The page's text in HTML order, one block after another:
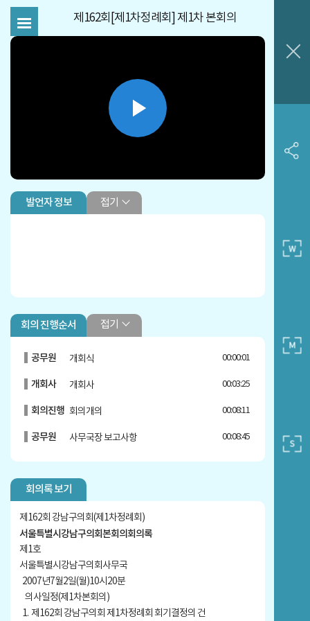
제162회[제1차정례회] 제1차 본회의
Play
Video
발언자 정보 접기
회의 진행순서 접기
공무원 개회식 00:00:01
개회사 개회사 00:03:25
회의진행 회의개의 00:08:11
공무원 사무국장 보고사항 00:08:45
안건
1. 제162회 강남구의회 제1차정례회 회
기결정의 건
00:10:41
안건 2. 시정연설의 건 00:11:28
공무원 구청장 시정연설
자유발언
자유발언 이석주 의원 5분 자유발언
자유발언 이강봉 의원 5분 자유발언
회의록 보기
제162회 강남구의회(제1차정례회)
서울특별시강남구의회본회의회의록
제1호
서울특별시강남구의회사무국
2007년7월2일(월)10시20분
의사일정(제1차본회의)
1. 제162회 강남구의회 제1차정례회 회기결정의 건